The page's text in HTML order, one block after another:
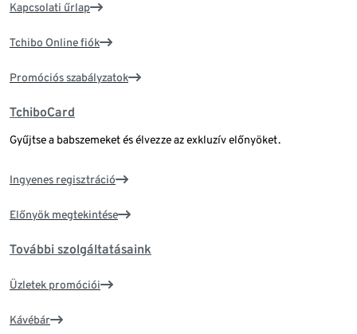
Kapcsolati űrlap
Tchibo Online fiók
Promóciós szabályzatok
TchiboCard
Gyűjtse a babszemeket és élvezze az exkluzív előnyöket.
Ingyenes regisztráció
Előnyök megtekintése
További szolgáltatásaink
Üzletek promóciói
Kávébár